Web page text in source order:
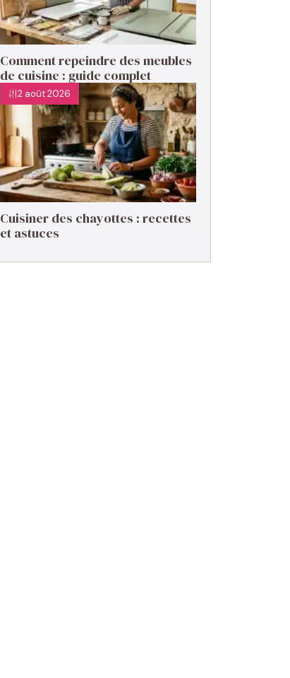
Comment repeindre des meubles
de cuisine : guide complet
2 août 2026
Cuisiner des chayottes : recettes
et astuces